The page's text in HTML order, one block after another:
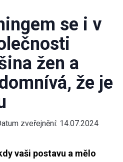
se i v
žen a
že je
zveřejnění: 14.07.2024
vaši postavu a mělo